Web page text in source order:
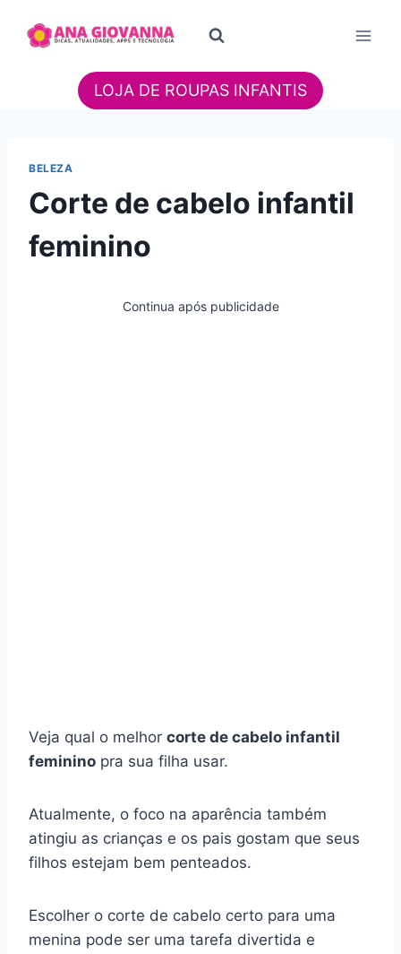
para
LOJA DE ROUPAS INFANTIS
BELEZA
Corte de cabelo infantil
feminino
Continua após publicidade
Veja qual o melhor corte de cabelo infantil
feminino pra sua filha usar.
Atualmente, o foco na aparência também
atingiu as crianças e os pais gostam que seus
filhos estejam bem penteados.
Escolher o corte de cabelo certo para uma
menina pode ser uma tarefa divertida e